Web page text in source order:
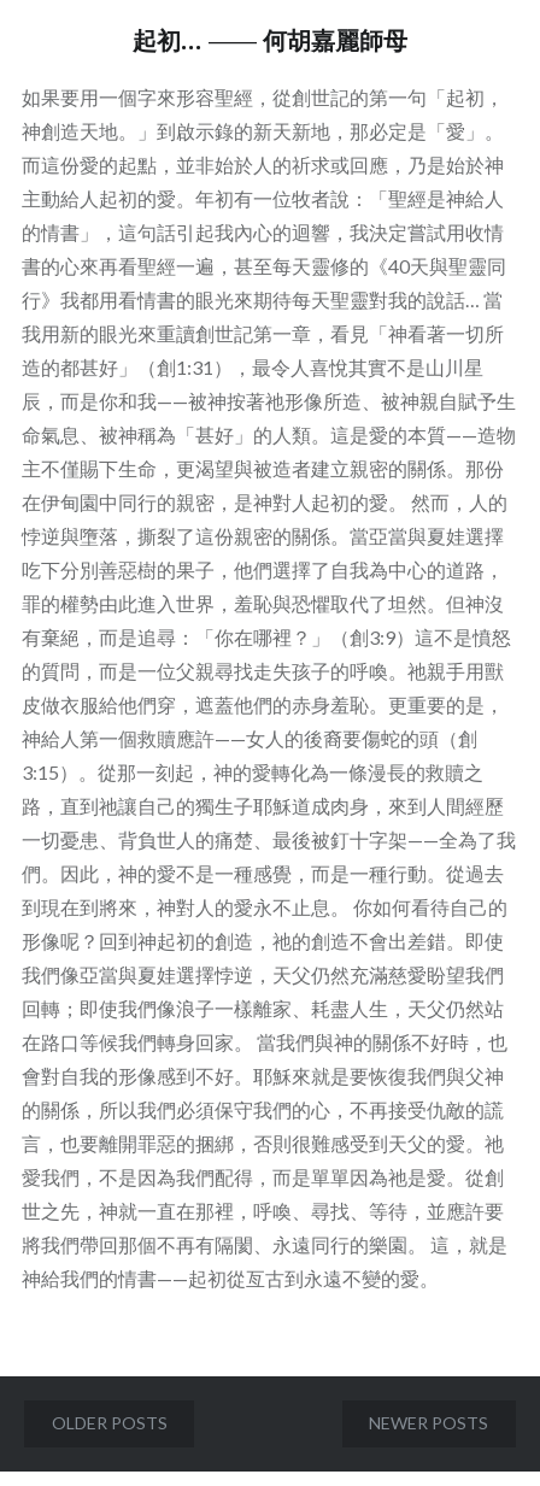
起初… —— 何胡嘉麗師母
如果要用一個字來形容聖經，從創世記的第一句「起初，
神創造天地。」到啟示錄的新天新地，那必定是「愛」。
而這份愛的起點，並非始於人的祈求或回應，乃是始於神
主動給人起初的愛。年初有一位牧者說：「聖經是神給人
的情書」，這句話引起我內心的迴響，我決定嘗試用收情
書的心來再看聖經一遍，甚至每天靈修的《40天與聖靈同
行》我都用看情書的眼光來期待每天聖靈對我的說話… 當
我用新的眼光來重讀創世記第一章，看見「神看著一切所
造的都甚好」（創1:31），最令人喜悅其實不是山川星
辰，而是你和我——被神按著祂形像所造、被神親自賦予生
命氣息、被神稱為「甚好」的人類。這是愛的本質——造物
主不僅賜下生命，更渴望與被造者建立親密的關係。那份
在伊甸園中同行的親密，是神對人起初的愛。 然而，人的
悖逆與墮落，撕裂了這份親密的關係。當亞當與夏娃選擇
吃下分別善惡樹的果子，他們選擇了自我為中心的道路，
罪的權勢由此進入世界，羞恥與恐懼取代了坦然。但神沒
有棄絕，而是追尋：「你在哪裡？」（創3:9）這不是憤怒
的質問，而是一位父親尋找走失孩子的呼喚。祂親手用獸
皮做衣服給他們穿，遮蓋他們的赤身羞恥。更重要的是，
神給人第一個救贖應許——女人的後裔要傷蛇的頭（創
3:15）。從那一刻起，神的愛轉化為一條漫長的救贖之
路，直到祂讓自己的獨生子耶穌道成肉身，來到人間經歷
一切憂患、背負世人的痛楚、最後被釘十字架——全為了我
們。因此，神的愛不是一種感覺，而是一種行動。從過去
到現在到將來，神對人的愛永不止息。 你如何看待自己的
形像呢？回到神起初的創造，祂的創造不會出差錯。即使
我們像亞當與夏娃選擇悖逆，天父仍然充滿慈愛盼望我們
回轉；即使我們像浪子一樣離家、耗盡人生，天父仍然站
在路口等候我們轉身回家。 當我們與神的關係不好時，也
會對自我的形像感到不好。耶穌來就是要恢復我們與父神
的關係，所以我們必須保守我們的心，不再接受仇敵的謊
言，也要離開罪惡的捆綁，否則很難感受到天父的愛。祂
愛我們，不是因為我們配得，而是單單因為祂是愛。從創
世之先，神就一直在那裡，呼喚、尋找、等待，並應許要
將我們帶回那個不再有隔閡、永遠同行的樂園。 這，就是
神給我們的情書——起初從亙古到永遠不變的愛。
Posts
navigation
OLDER POSTS NEWER POSTS